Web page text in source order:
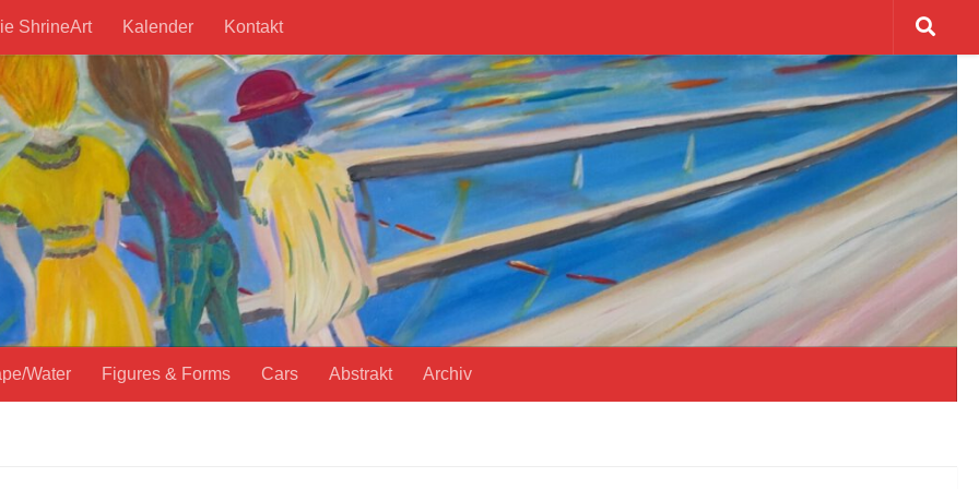
ShrineArt Kalender Kontakt
Water Figures & Forms Cars Abstrakt Archiv